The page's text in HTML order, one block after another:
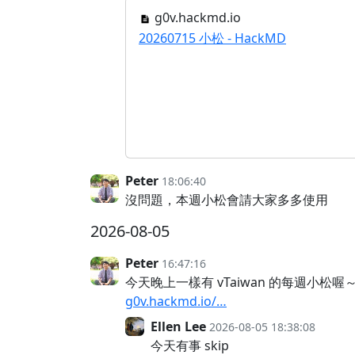
g0v.hackmd.io
20260715 小松 - HackMD
Peter 18:06:40
沒問題，本週小松會請大家多多使用
2026-08-05
Peter 16:47:16
今天晚上一樣有 vTaiwan 的每週小松喔
g0v.hackmd.io/…
Ellen Lee 2026-08-05 18:38:08
今天有事 skip